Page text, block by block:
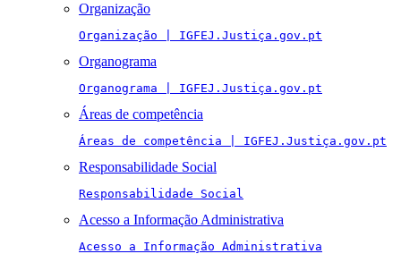
Organização
Organização | IGFEJ.Justiça.gov.pt
Organograma
Organograma | IGFEJ.Justiça.gov.pt
Áreas de competência
Áreas de competência | IGFEJ.Justiça.gov.pt
Responsabilidade Social
Responsabilidade Social
Acesso a Informação Administrativa
Acesso a Informação Administrativa